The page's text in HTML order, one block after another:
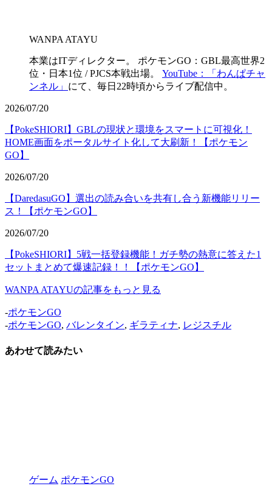
WANPA ATAYU
本業はITディレクター。 ポケモンGO：GBL最高世界2
位・日本1位 / PJCS本戦出場。 YouTube：「わんぱチャ
ンネル」 にて、毎日22時頃からライブ配信中。
2026/07/20
【PokeSHIORI】GBLの現状と環境をスマートに可視化！
HOME画面をポータルサイト化して大刷新！【ポケモン
GO】
2026/07/20
【DaredasuGO】選出の読み合いを共有し合う新機能リリー
ス！【ポケモンGO】
2026/07/20
【PokeSHIORI】5戦一括登録機能！ガチ勢の熱意に答えた1
セットまとめて爆速記録！！【ポケモンGO】
WANPA ATAYUの記事をもっと見る
-ポケモンGO
-ポケモンGO, バレンタイン, ギラティナ, レジスチル
あわせて読みたい
ゲーム ポケモンGO